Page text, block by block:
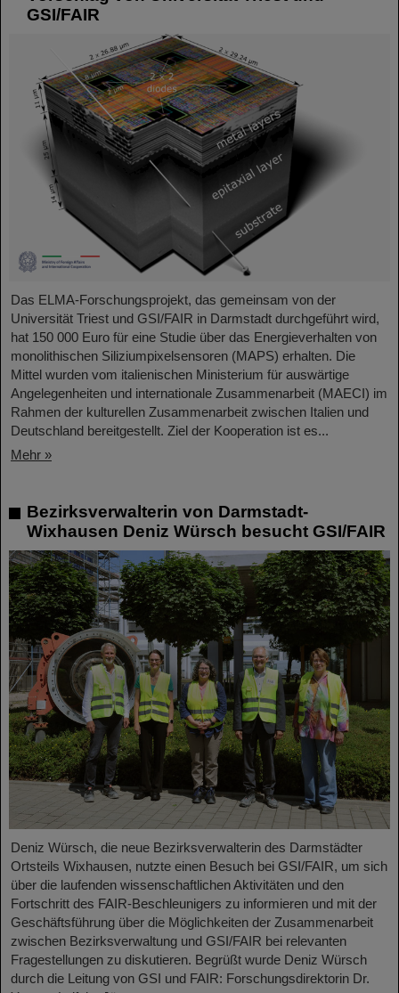
GSI/FAIR
Das ELMA-Forschungsprojekt, das gemeinsam von der
Universität Triest und GSI/FAIR in Darmstadt durchgeführt wird,
hat 150 000 Euro für eine Studie über das Energieverhalten von
monolithischen Siliziumpixelsensoren (MAPS) erhalten. Die
Mittel wurden vom italienischen Ministerium für auswärtige
Angelegenheiten und internationale Zusammenarbeit (MAECI) im
Rahmen der kulturellen Zusammenarbeit zwischen Italien und
Deutschland bereitgestellt. Ziel der Kooperation ist es...
Mehr »
Bezirksverwalterin von Darmstadt-
Wixhausen Deniz Würsch besucht GSI/FAIR
Deniz Würsch, die neue Bezirksverwalterin des Darmstädter
Ortsteils Wixhausen, nutzte einen Besuch bei GSI/FAIR, um sich
über die laufenden wissenschaftlichen Aktivitäten und den
Fortschritt des FAIR-Beschleunigers zu informieren und mit der
Geschäftsführung über die Möglichkeiten der Zusammenarbeit
zwischen Bezirksverwaltung und GSI/FAIR bei relevanten
Fragestellungen zu diskutieren. Begrüßt wurde Deniz Würsch
durch die Leitung von GSI und FAIR: Forschungsdirektorin Dr.